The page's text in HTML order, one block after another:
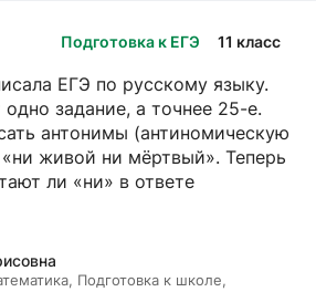
Подготовка к ЕГЭ 11 класс
ЕГЭ по русскому языку.
задание, а точнее 25-е.
антонимы (антиномическую
живой ни мёртвый». Теперь
ли «ни» в ответе
Подготовка к школе,